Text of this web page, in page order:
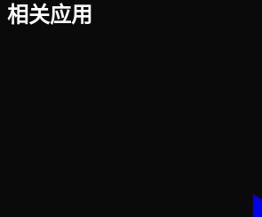
相关应用